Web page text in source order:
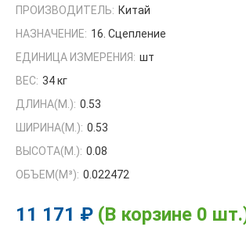
ПРОИЗВОДИТЕЛЬ: Китай
НАЗНАЧЕНИЕ: 16. Сцепление
ЕДИНИЦА ИЗМЕРЕНИЯ: шт
ВЕС: 34 кг
ДЛИНА(М.): 0.53
ШИРИНА(М.): 0.53
ВЫСОТА(М.): 0.08
ОБЪЕМ(M³): 0.022472
11 171 ₽ (В корзине 0